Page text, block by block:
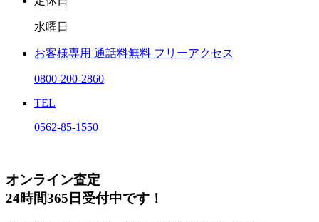
水曜日
お客様専用 通話料無料 フリーアクセス
0800-200-2860
TEL
0562-85-1550
オンライン査定
24時間365日受付中です！